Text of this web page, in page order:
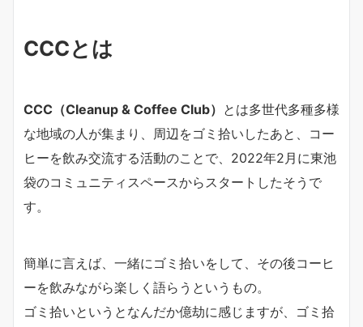
CCCとは
CCC（Cleanup & Coffee Club） とは多世代多種多様
な地域の人が集まり、周辺をゴミ拾いしたあと、コー
ヒーを飲み交流する活動のことで、2022年2月に東池
袋のコミュニティスペースからスタートしたそうで
す。
簡単に言えば、一緒にゴミ拾いをして、その後コーヒ
ーを飲みながら楽しく語らうというもの。
ゴミ拾いというとなんだか億劫に感じますが、ゴミ拾